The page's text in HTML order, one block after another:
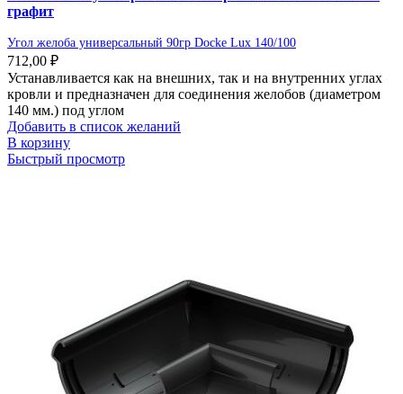
графит
Угол желоба универсальный 90гр Docke Lux 140/100
712,00 ₽
Устанавливается как на внешних, так и на внутренних углах
кровли и предназначен для соединения желобов (диаметром
140 мм.) под углом
Добавить в список желаний
В корзину
Быстрый просмотр